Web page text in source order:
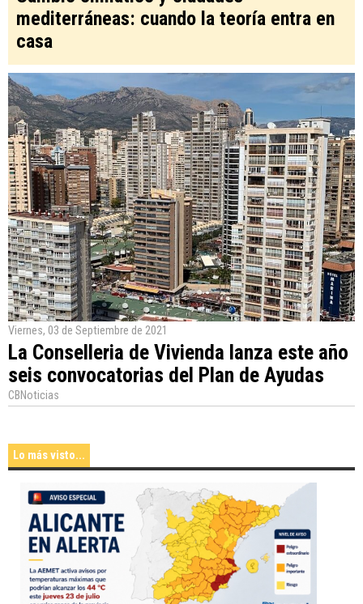
mediterráneas: cuando la teoría entra en
casa
Viernes, 03 de Septiembre de 2021
La Conselleria de Vivienda lanza este año
seis convocatorias del Plan de Ayudas
CBNoticias
Lo más visto...